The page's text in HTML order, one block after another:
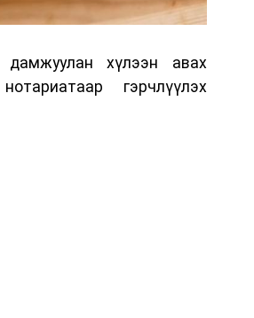
дамжуулан хүлээн авах
гэрчлүүлэх